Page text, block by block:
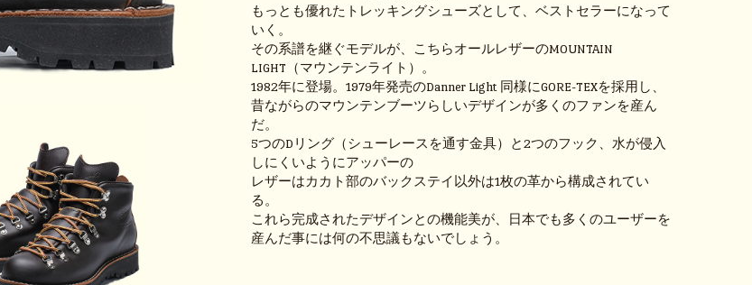
もっとも優れたトレッキングシューズとして、ベストセラーになって
いく。
その系譜を継ぐモデルが、こちらオールレザーのMOUNTAIN
LIGHT（マウンテンライト）。
1982年に登場。1979年発売のDanner Light 同様にGORE-TEXを採用し、
昔ながらのマウンテンブーツらしいデザインが多くのファンを産ん
だ。
5つのDリング（シューレースを通す金具）と2つのフック、水が侵入
しにくいようにアッパーの
レザーはカカト部のバックステイ以外は1枚の革から構成されてい
る。
これら完成されたデザインとの機能美が、日本でも多くのユーザーを
産んだ事には何の不思議もないでしょう。